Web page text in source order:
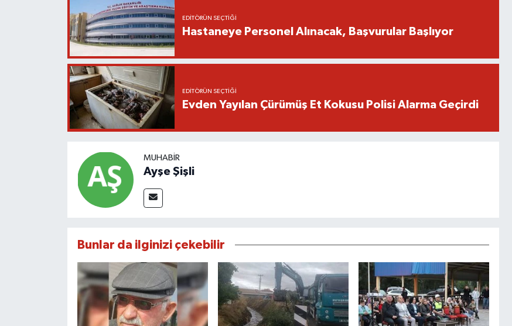
EDITÖRÜN SEÇTIĞI
Hastaneye Personel Alınacak, Başvurular Başlıyor
EDITÖRÜN SEÇTIĞI
Evden Yayılan Çürümüş Et Kokusu Polisi Alarma Geçirdi
MUHABIR
Ayşe Şişli
Bunlar da ilginizi çekebilir